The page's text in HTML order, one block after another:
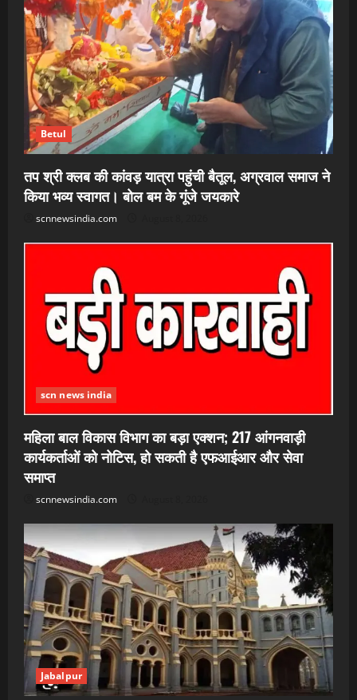
Betul
तप श्री क्लब की कांवड़ यात्रा पहुंची बैतूल, अग्रवाल समाज ने
किया भव्य स्वागत। बोल बम के गूंजे जयकारे
scnnewsindia.com
scn news india
महिला बाल विकास विभाग का बड़ा एक्शन; 217 आंगनवाड़ी
कार्यकर्ताओं को नोटिस, हो सकती है एफआईआर और सेवा
समाप्त
scnnewsindia.com
Jabalpur